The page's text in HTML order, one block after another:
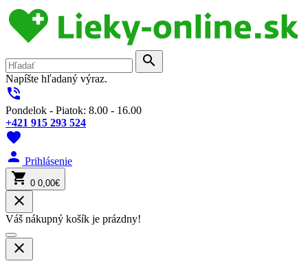
search
Napíšte hľadaný výraz.
phone_in_talk
Pondelok - Piatok: 8.00 - 16.00
+421 915 293 524
favorite
person Prihlásenie
shopping_cart 0 0,00€
close
Váš nákupný košík je prázdny!
close